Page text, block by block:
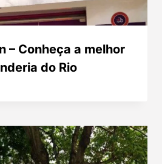
– Conheça a melhor
do Rio